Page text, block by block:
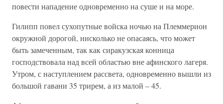
повести нападение одновременно на суше и на море.
Гилипп повел сухопутные войска ночью на Племмерион
окружной дорогой, нисколько не опасаясь, что может
быть замеченным, так как сиракузская конница
господствовала над всей областью вне афинского лагеря.
Утром, с наступлением рассвета, одновременно вышли из
большой гавани 35 трирем, а из малой – 45.